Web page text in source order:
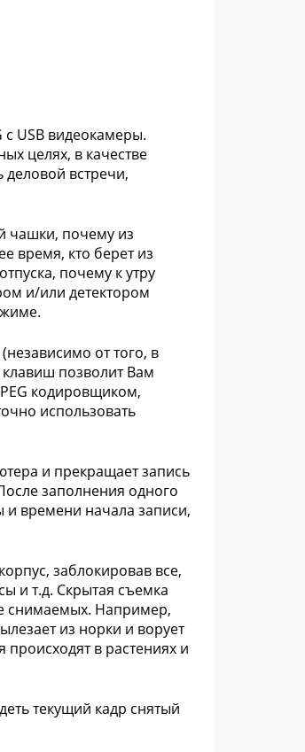
USB видеокамеры.
целях, в качестве
встречи,
чашки, почему из
время, кто берет из
почему к утру
и/или детектором
от того, в
позволит Вам
кодировщиком,
использовать
и прекращает запись
заполнения одного
времени начала записи,
заблокировав все,
и т.д. Скрытая съемка
снимаемых. Например,
из норки и ворует
в растениях и
текущий кадр снятый